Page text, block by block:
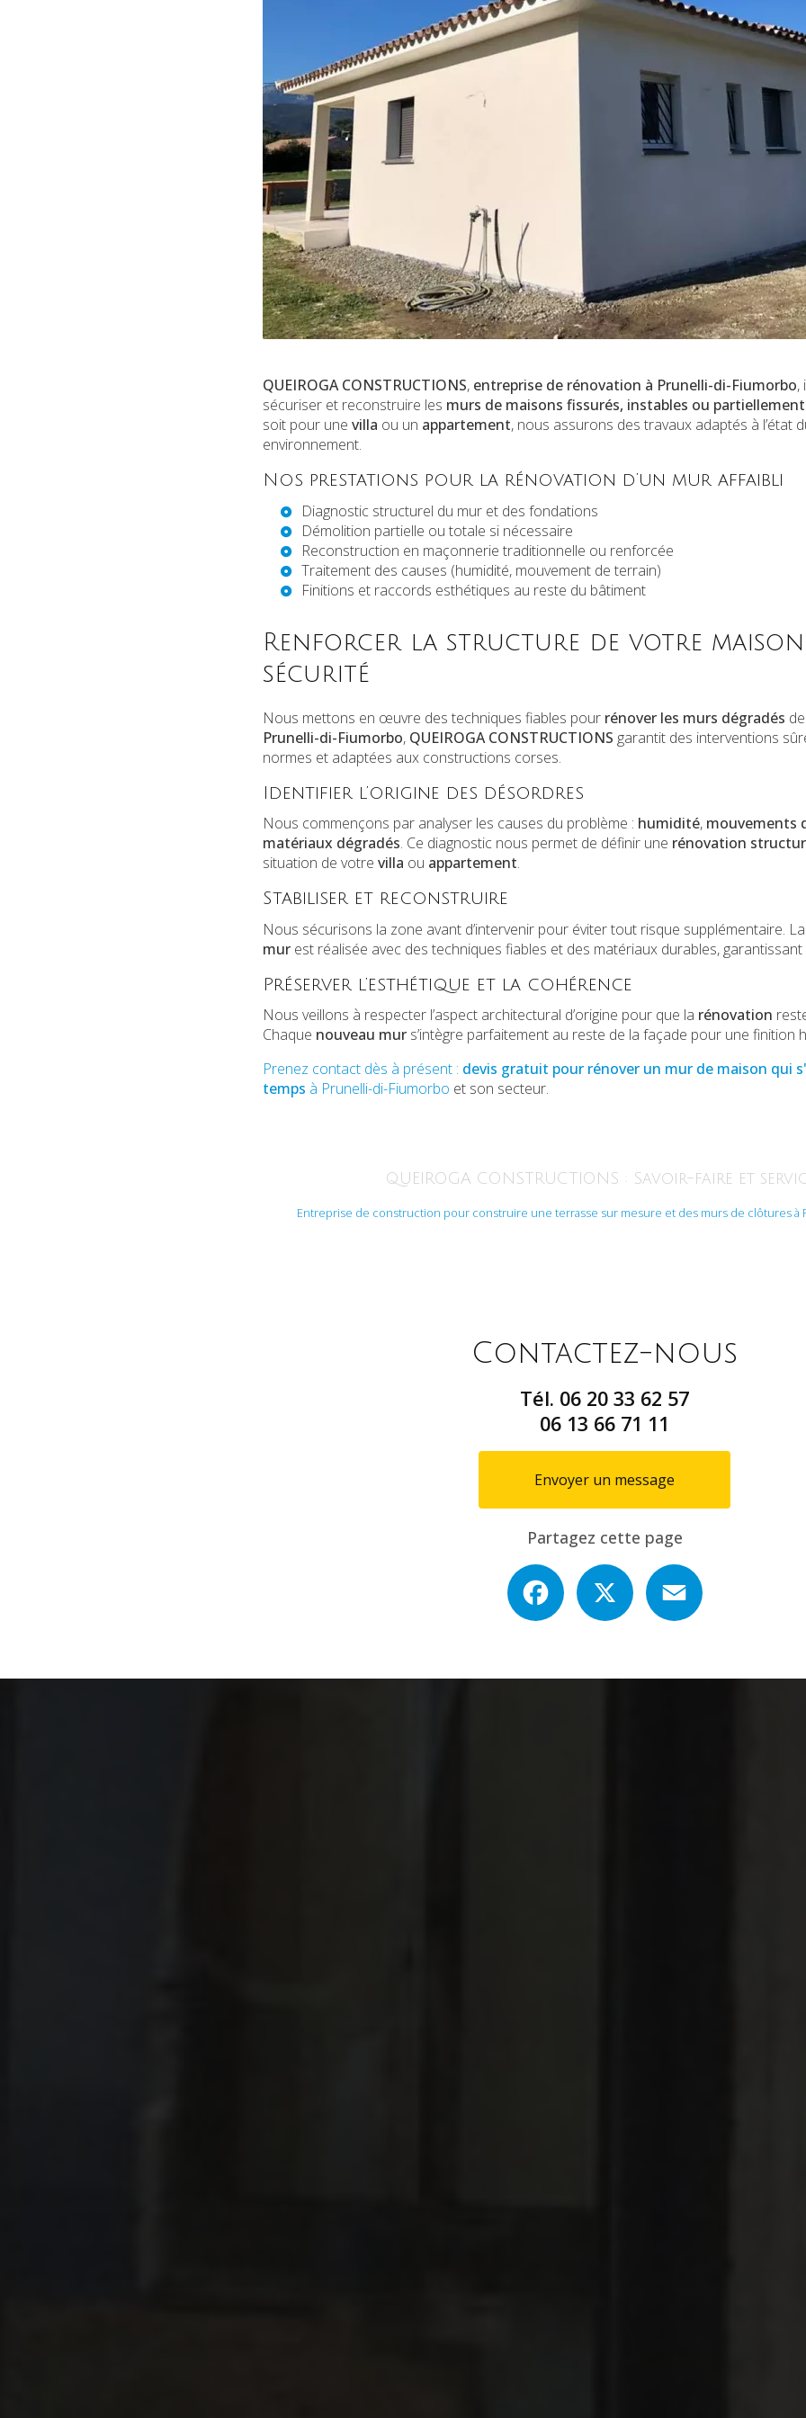
QUEIROGA CONSTRUCTIONS, entreprise de rénovation à Prunelli-di-Fiumorbo,
sécuriser et reconstruire les murs de maisons fissurés, instables ou
soit pour une villa ou un appartement, nous assurons des travaux adaptés à l’état
environnement.
Nos prestations pour la rénovation d’un mur affaibli
Diagnostic structurel du mur et des fondations
Démolition partielle ou totale si nécessaire
Reconstruction en maçonnerie traditionnelle ou renforcée
Traitement des causes (humidité, mouvement de terrain)
Finitions et raccords esthétiques au reste du bâtiment
Renforcer la structure de votre
sécurité
Nous mettons en œuvre des techniques fiables pour rénover les murs dégradés
Prunelli-di-Fiumorbo, QUEIROGA CONSTRUCTIONS garantit des interventions
normes et adaptées aux constructions corses.
Identifier l’origine des désordres
Nous commençons par analyser les causes du problème : humidité, mouvements
matériaux dégradés. Ce diagnostic nous permet de définir une rénovation
situation de votre villa ou appartement.
Stabiliser et reconstruire
Nous sécurisons la zone avant d’intervenir pour éviter tout risque supplémentaire. La
mur est réalisée avec des techniques fiables et des matériaux durables, garantissant
Préserver l’esthétique et la cohérence
Nous veillons à respecter l’aspect architectural d’origine pour que la rénovation
Chaque nouveau mur s’intègre parfaitement au reste de la façade pour une finition
Prenez contact dès à présent : devis gratuit pour rénover un mur de maison qui
temps à Prunelli-di-Fiumorbo et son secteur.
QUEIROGA CONSTRUCTIONS : Savoir-faire et
Entreprise de construction pour construire une terrasse sur mesure et des murs de clôtures à
Contactez-nous
Tél. 06 20 33 62 57
06 13 66 71 11
Envoyer un message
Partagez cette page
Facebook